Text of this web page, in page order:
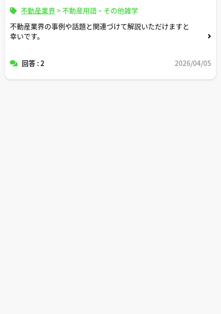
不動産業界>不動産用語・その他雑学
不動産業界の事例や話題と関連づけて解説いただけますと
幸いです。
回答 : 2 2026/04/05